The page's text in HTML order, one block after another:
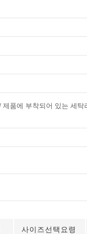
제품에 부착되어 있는 세탁
사이즈선택요령